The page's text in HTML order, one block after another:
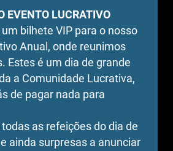
EVENTO LUCRATIVO
bilhete VIP para o nosso
Anual, onde reunimos
Estes é um dia de grande
a Comunidade Lucrativa,
de pagar nada para
as refeições do dia de
ainda surpresas a anunciar